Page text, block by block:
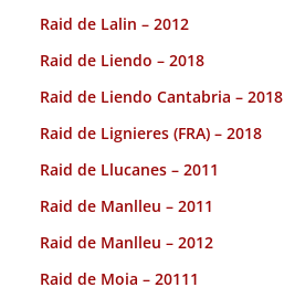
Raid de Lalin – 2012
Raid de Liendo – 2018
Raid de Liendo Cantabria – 2018
Raid de Lignieres (FRA) – 2018
Raid de Llucanes – 2011
Raid de Manlleu – 2011
Raid de Manlleu – 2012
Raid de Moia – 20111